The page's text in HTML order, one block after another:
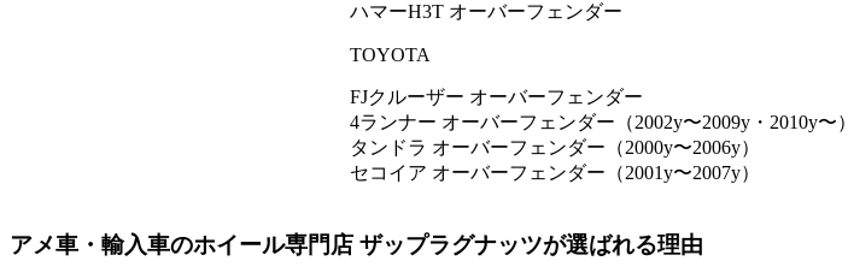
ハマーH3T オーバーフェンダー
TOYOTA
FJクルーザー オーバーフェンダー
4ランナー オーバーフェンダー（2002y〜2009y・2010y〜）
タンドラ オーバーフェンダー（2000y〜2006y）
セコイア オーバーフェンダー（2001y〜2007y）
アメ車・輸入車のホイール専門店 ザップラグナッツが選ばれる理由